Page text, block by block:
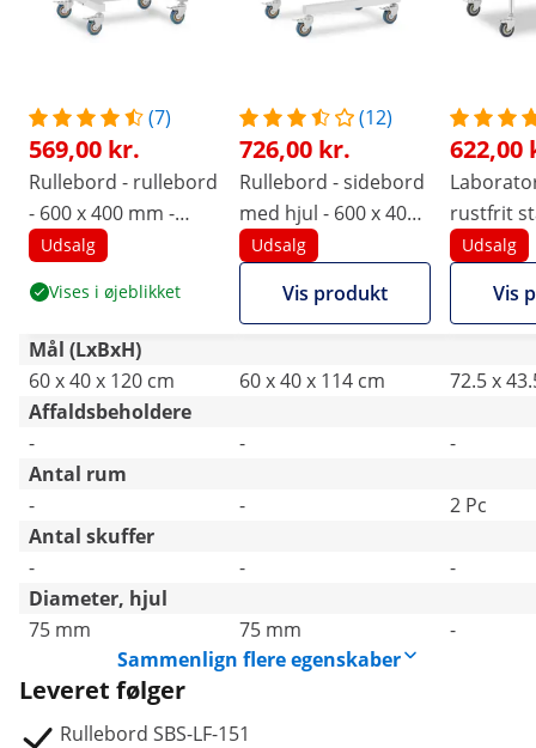
(7)
569,00 kr.
Rullebord - rullebord
- 600 x 400 mm -
højdejusterbart -
gummi
Udsalg
Vises i øjeblikket
(12)
726,00 kr.
Rullebord - sidebord
med hjul - 600 x 400
mm -
højdejusterbart -
rustfrit stål og
Udsalg
Vis produkt
622,00
rustfrit
x 12,5
Udsalg
Vis
Mål (LxBxH)
60 x 40 x 120 cm
60 x 40 x 114 cm
72.5 x
Affaldsbeholdere
-
-
-
Antal rum
-
-
2 Pc
Antal skuffer
-
-
-
Diameter, hjul
75 mm
75 mm
-
Sammenlign flere egenskaber
Leveret følger
Rullebord SBS-LF-151